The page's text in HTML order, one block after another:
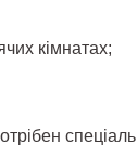
кімнатах;